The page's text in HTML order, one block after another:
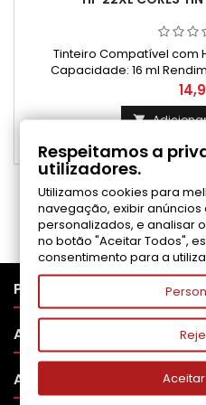
Tinteiro Compatível com
Capacidade: 16 ml


PRODUTOS
APOIO AO CLIENTE
A SUA CONTA
Respeitamos a
utilizadores.
Utilizamos cookies para
navegação, exibir anúncios
personalizados, e analisar
no botão "Aceitar Todos",
consentimento para a